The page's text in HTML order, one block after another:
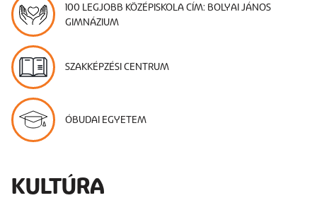
100 LEGJOBB KÖZÉPISKOLA CÍM: BOLYAI JÁNOS
GIMNÁZIUM
SZAKKÉPZÉSI CENTRUM
ÓBUDAI EGYETEM
KULTÚRA